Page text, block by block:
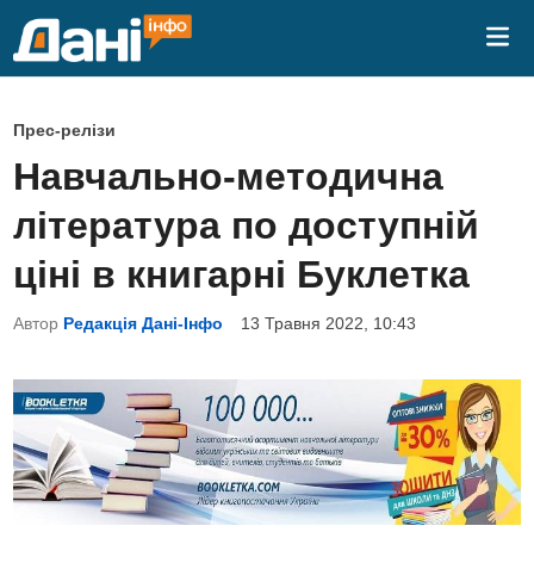
P
o
s
t
e
d
i
Прес-релізи
Навчально-методична
література по доступній
ціні в книгарні Буклетка
Автор Редакція Дані-Інфо 13 Травня 2022, 10:43